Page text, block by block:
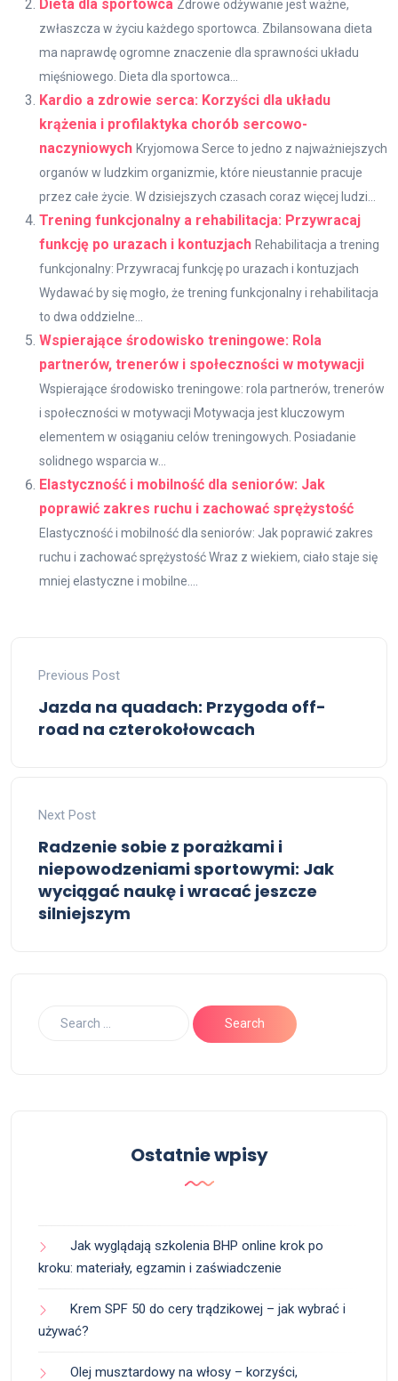
Dieta dla sportowca Zdrowe odżywanie jest ważne,
zwłaszcza w życiu każdego sportowca. Zbilansowana dieta
ma naprawdę ogromne znaczenie dla sprawności układu
mięśniowego. Dieta dla sportowca...
Kardio a zdrowie serca: Korzyści dla układu
krążenia i profilaktyka chorób sercowo-
naczyniowych Kryjomowa Serce to jedno z najważniejszych
organów w ludzkim organizmie, które nieustannie pracuje
przez całe życie. W dzisiejszych czasach coraz więcej ludzi...
Trening funkcjonalny a rehabilitacja: Przywracaj
funkcję po urazach i kontuzjach Rehabilitacja a trening
funkcjonalny: Przywracaj funkcję po urazach i kontuzjach
Wydawać by się mogło, że trening funkcjonalny i rehabilitacja
to dwa oddzielne...
Wspierające środowisko treningowe: Rola
partnerów, trenerów i społeczności w motywacji
Wspierające środowisko treningowe: rola partnerów, trenerów
i społeczności w motywacji Motywacja jest kluczowym
elementem w osiąganiu celów treningowych. Posiadanie
solidnego wsparcia w...
Elastyczność i mobilność dla seniorów: Jak
poprawić zakres ruchu i zachować sprężystość
Elastyczność i mobilność dla seniorów: Jak poprawić zakres
ruchu i zachować sprężystość Wraz z wiekiem, ciało staje się
mniej elastyczne i mobilne....
Previous Post
Jazda na quadach: Przygoda off-
road na czterokołowcach
Next Post
Radzenie sobie z porażkami i
niepowodzeniami sportowymi: Jak
wyciągać naukę i wracać jeszcze
silniejszym
Ostatnie wpisy
Jak wyglądają szkolenia BHP online krok po
kroku: materiały, egzamin i zaświadczenie
Krem SPF 50 do cery trądzikowej – jak wybrać i
używać?
Olej musztardowy na włosy – korzyści,